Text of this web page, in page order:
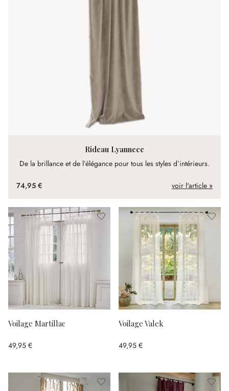
Rideau Lyannece
De la brillance et de l’élégance pour tous les styles d’intérieurs.
74,95 € voir l'article »
Voilage Martillac
49,95 €
Voilage Valek
49,95 €